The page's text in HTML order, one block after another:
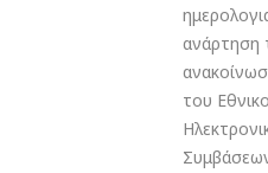
ανάρτηση
του